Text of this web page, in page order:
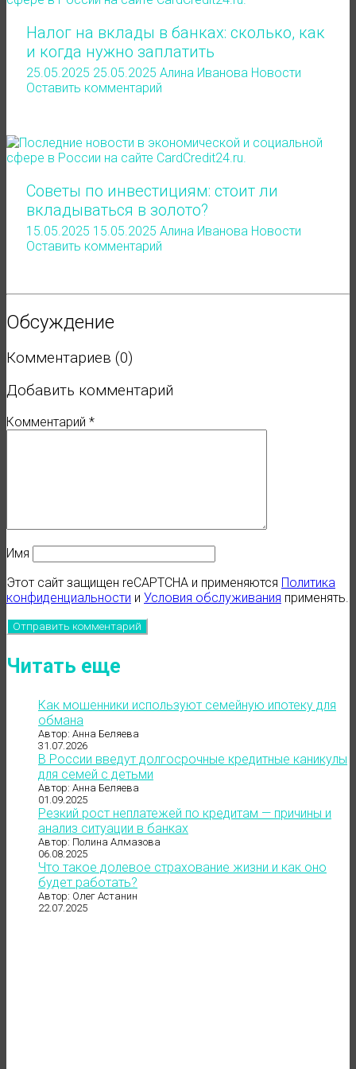
Налог на вклады в банках: сколько, как
и когда нужно заплатить
25.05.2025 25.05.2025 Алина Иванова Новости
Оставить комментарий
Советы по инвестициям: стоит ли
вкладываться в золото?
15.05.2025 15.05.2025 Алина Иванова Новости
Оставить комментарий
Обсуждение
Комментариев (0)
Добавить комментарий
Комментарий *
Имя
Этот сайт защищен reCAPTCHA и применяются Политика
конфиденциальности и Условия обслуживания применять.
Читать еще
Как мошенники используют семейную ипотеку для
обмана
Автор: Анна Беляева
31.07.2026
В России введут долгосрочные кредитные каникулы
для семей с детьми
Автор: Анна Беляева
01.09.2025
Резкий рост неплатежей по кредитам — причины и
анализ ситуации в банках
Автор: Полина Алмазова
06.08.2025
Что такое долевое страхование жизни и как оно
будет работать?
Автор: Олег Астанин
22.07.2025